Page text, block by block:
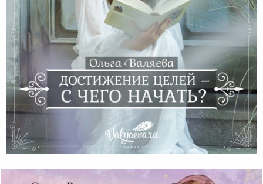
Достижение Целей – С Чего Начать?